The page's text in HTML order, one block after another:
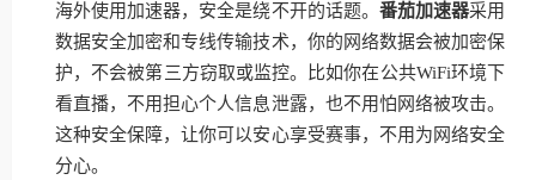
海外使用加速器，安全是绕不开的话题。 番茄加速器采用
数据安全加密和专线传输技术，你的网络数据会被加密保
护，不会被第三方窃取或监控。比如你在公共WiFi环境下
看直播，不用担心个人信息泄露，也不用怕网络被攻击。
这种安全保障，让你可以安心享受赛事，不用为网络安全
分心。